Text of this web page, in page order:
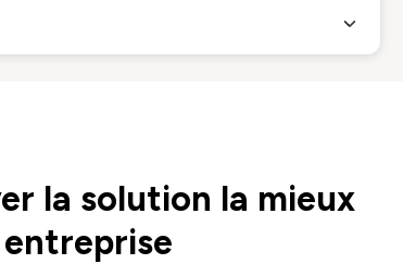
la solution la mieux